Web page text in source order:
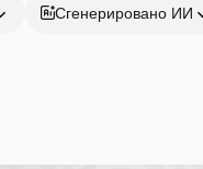
Сгенерировано ИИ